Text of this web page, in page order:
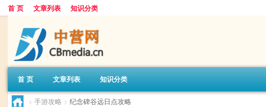
首 页 文章列表 知识分类
首 页 文章列表 知识分类
> 手游攻略 > 纪念碑谷远日点攻略